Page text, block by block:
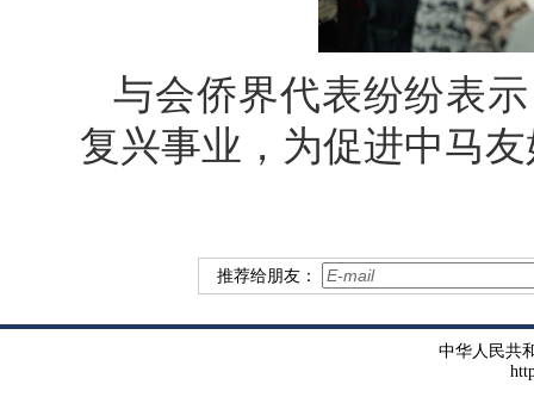
与会侨界代表纷纷表
复兴事业，为促进中马
推荐给朋友：
中华人民共